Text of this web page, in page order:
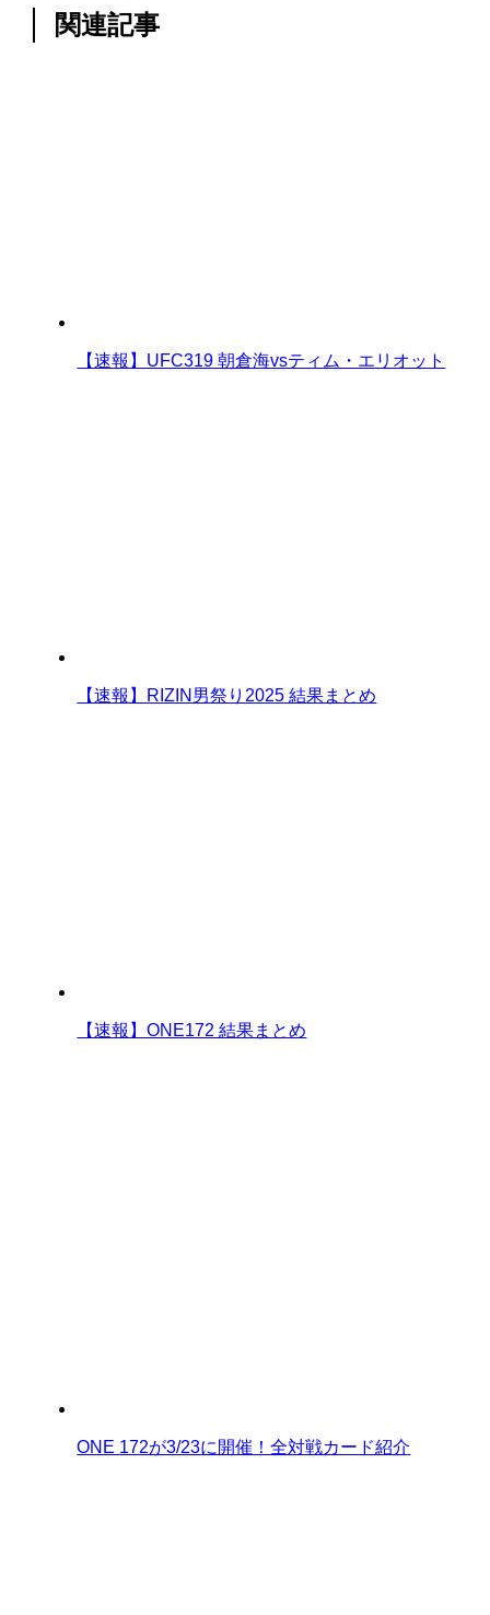
関連記事
【速報】UFC319 朝倉海vsティム・エリオット
【速報】RIZIN男祭り2025 結果まとめ
【速報】ONE172 結果まとめ
ONE 172が3/23に開催！全対戦カード紹介